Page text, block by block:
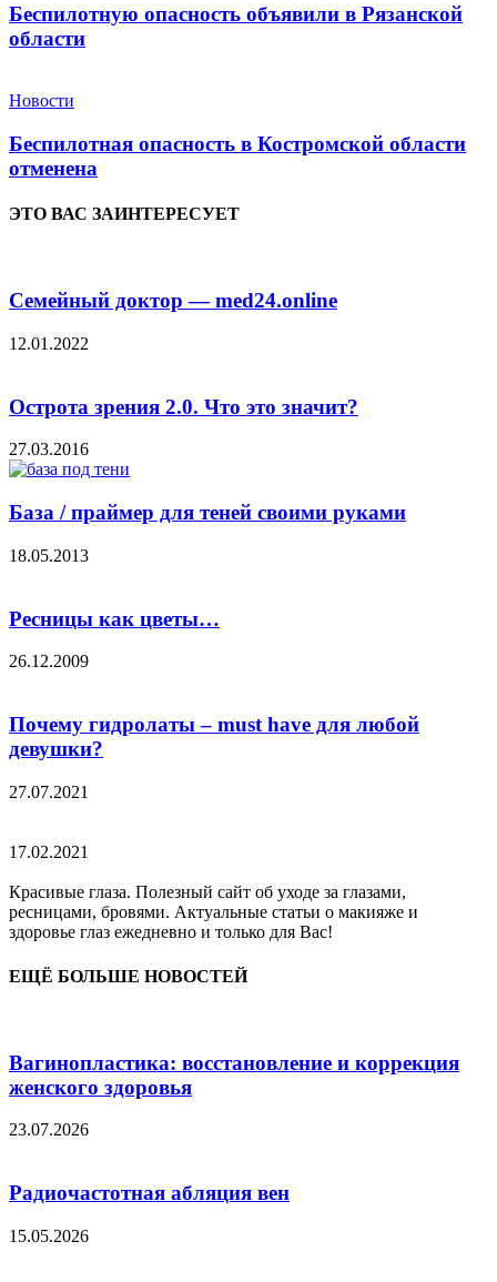
Беспилотную опасность объявили в Рязанской
области
Новости
Беспилотная опасность в Костромской области
отменена
ЭТО ВАС ЗАИНТЕРЕСУЕТ
Семейный доктор — med24.online
12.01.2022
Острота зрения 2.0. Что это значит?
27.03.2016
База / праймер для теней своими руками
18.05.2013
Ресницы как цветы…
26.12.2009
Почему гидролаты – must have для любой
девушки?
27.07.2021
17.02.2021
Красивые глаза. Полезный сайт об уходе за глазами,
ресницами, бровями. Актуальные статьи о макияже и
здоровье глаз ежедневно и только для Вас!
ЕЩЁ БОЛЬШЕ НОВОСТЕЙ
Вагинопластика: восстановление и коррекция
женского здоровья
23.07.2026
Радиочастотная абляция вен
15.05.2026